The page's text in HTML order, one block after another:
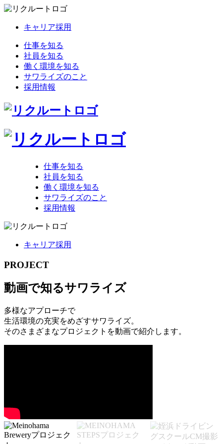
キャリア採用
仕事を知る
社員を知る
働く環境を知る
サワライズのこと
採用情報
仕事を知る
社員を知る
働く環境を知る
サワライズのこと
採用情報
キャリア採用
PROJECT
動画で知るサワライズ
多様なアプローチで
生活環境の充実をめざすサワライズ。
そのさまざまなプロジェクトを動画で紹介します。